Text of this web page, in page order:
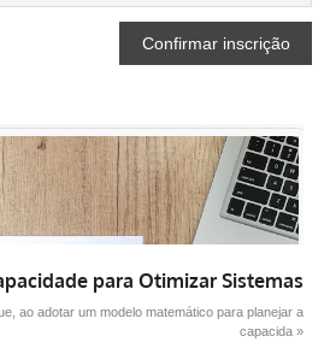
para Otimizar Sistemas
ao adotar um modelo matemático para planejar a
capacida »